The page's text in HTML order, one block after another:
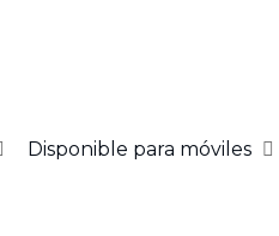
Disponible para móviles